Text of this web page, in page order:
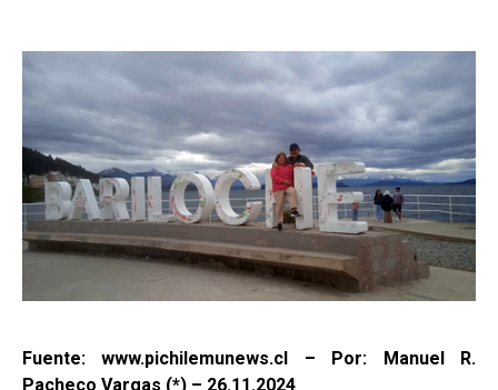
Fuente: www.pichilemunews.cl – Por: Manuel R.
Pacheco Vargas (*) – 26.11.2024